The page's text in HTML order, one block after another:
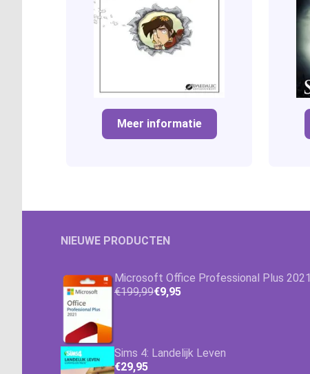
Meer informatie
NIEUWE PRODUCTEN
Microsoft Office Professional Plus 2021
€199,99€9,95
Sims 4: Landelijk Leven
€29,95